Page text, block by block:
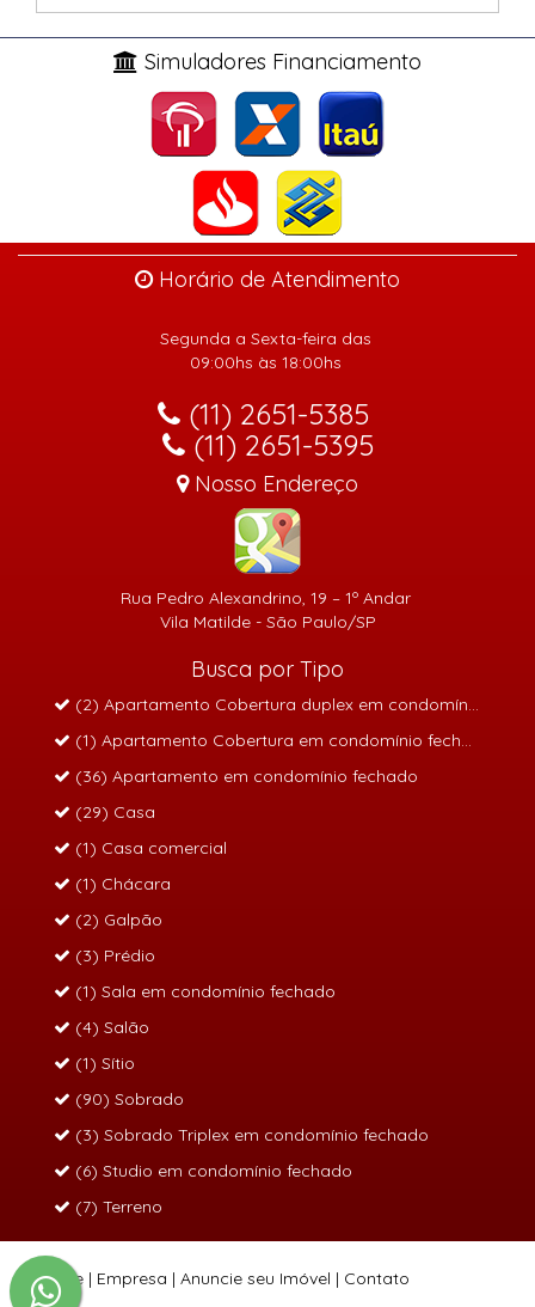
Simuladores Financiamento
Horário de Atendimento
Segunda a Sexta-feira das
09:00hs às 18:00hs
(11) 2651-5385
(11) 2651-5395
Nosso Endereço
Rua Pedro Alexandrino, 19 – 1º Andar
Vila Matilde - São Paulo/SP
Busca por Tipo
(2) Apartamento Cobertura duplex em condomínio
(1) Apartamento Cobertura em condomínio fechado
(36) Apartamento em condomínio fechado
(29) Casa
(1) Casa comercial
(1) Chácara
(2) Galpão
(3) Prédio
(1) Sala em condomínio fechado
(4) Salão
(1) Sítio
(90) Sobrado
(3) Sobrado Triplex em condomínio fechado
(6) Studio em condomínio fechado
(7) Terreno
Home | Empresa | Anuncie seu Imóvel | Contato